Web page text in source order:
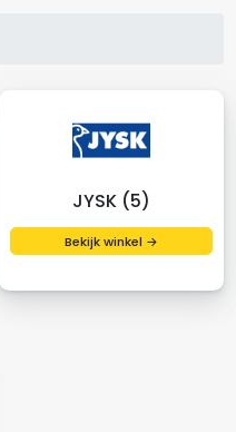
JYSK (5)
Bekijk winkel →